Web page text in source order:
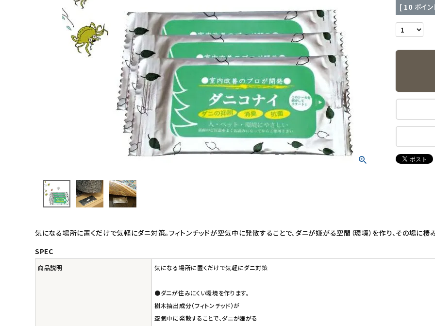
インナー・下着・ナイトウェア
キッチン用品
[ 10 ポイ
気になる場所に置くだけで気軽にダニ対策。フィトンチッドが空気中に発散することで、ダニが嫌がる空間（環境）を作り、その場に棲
SPEC
商品説明 気になる場所に置くだけで気軽にダニ対策
●ダニが住みにくい環境を作ります。
樹木抽出成分（フィトンチッド）が
空気中に発散することで、ダニが嫌がる